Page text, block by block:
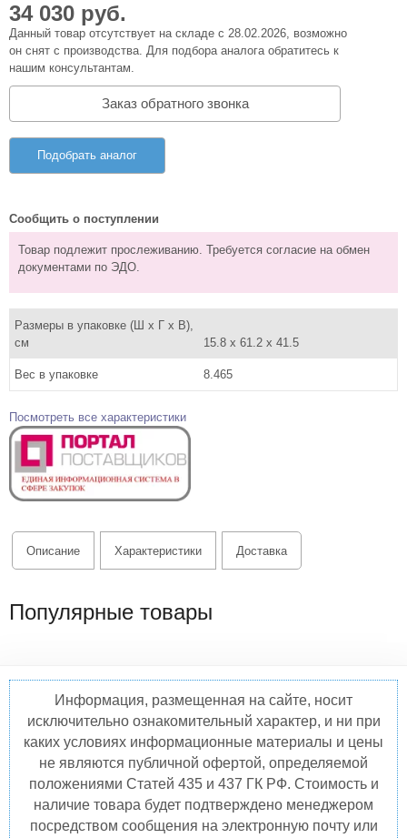
34 030 руб.
Данный товар отсутствует на складе с 28.02.2026, возможно
он снят с производства. Для подбора аналога обратитесь к
нашим консультантам.
Заказ обратного звонка
Подобрать аналог
Сообщить о поступлении
Товар подлежит прослеживанию. Требуется согласие на обмен
документами по ЭДО.
Размеры в упаковке (Ш x Г x В),
см
15.8 x 61.2 x 41.5
Вес в упаковке 8.465
Посмотреть все характеристики
Описание Характеристики Доставка
Популярные товары
Информация, размещенная на сайте, носит
исключительно ознакомительный характер, и ни при
каких условиях информационные материалы и цены
не являются публичной офертой, определяемой
положениями Статей 435 и 437 ГК РФ. Стоимость и
наличие товара будет подтверждено менеджером
посредством сообщения на электронную почту или